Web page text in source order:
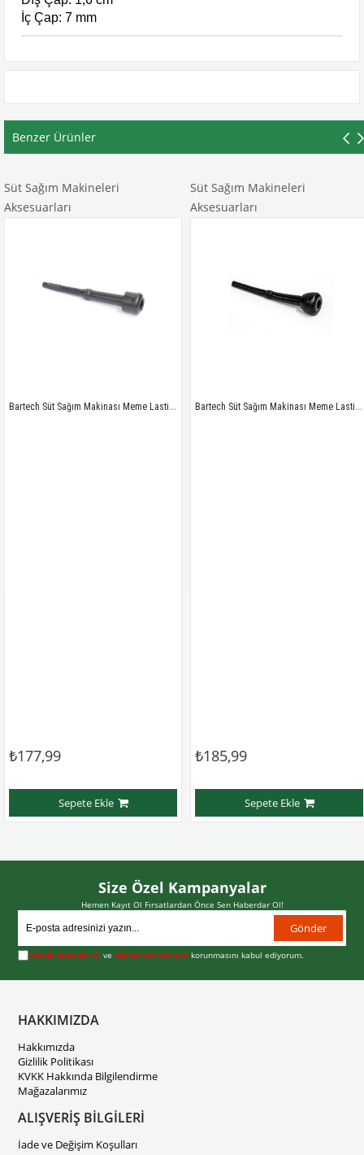
İç Çap: 7 mm
Benzer Ürünler
Makineleri
Bartech Süt Sağım Makinası Meme Lastiği Uzun 30 cm
Sepete Ekle
Süt Sağım Makineleri
Aksesuarları
Bartech Süt Sağım Makinası Meme Lastiği Uzun 32 cm
₺185,99
Sepete Ekle
Size Özel Kampanyalar
Hemen Kayıt Ol Fırsatlardan Önce Sen Haberdar Ol!
Gönder
Üyelik koşullarını vekişisel verilerimin korunmasını kabul ediyorum.
HAKKIMIZDA
Hakkımızda
Gizlilik Politikası
KVKK Hakkında Bilgilendirme
Mağazalarımız
ALIŞVERİŞ BİLGİLERİ
İade ve Değişim Koşulları